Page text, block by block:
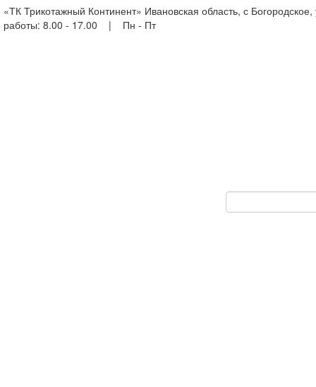
«ТК Трикотажный Континент» Ивановская область, с
работы: 8.00 - 17.00 | Пн - Пт